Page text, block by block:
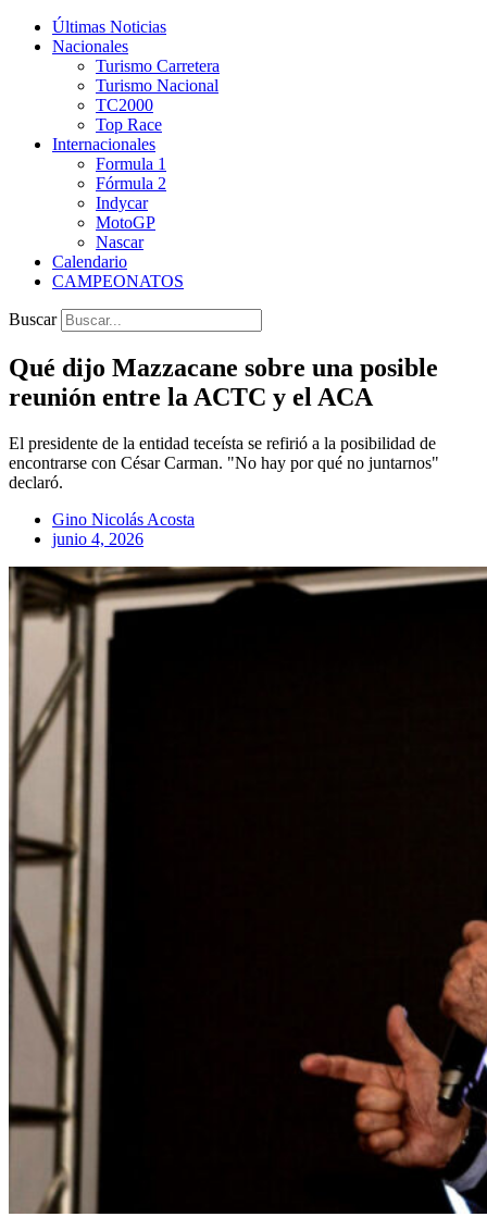
Últimas Noticias
Nacionales
Turismo Carretera
Turismo Nacional
TC2000
Top Race
Internacionales
Formula 1
Fórmula 2
Indycar
MotoGP
Nascar
Calendario
CAMPEONATOS
Buscar
Qué dijo Mazzacane sobre una posible
reunión entre la ACTC y el ACA
El presidente de la entidad teceísta se refirió a la posibilidad de
encontrarse con César Carman. "No hay por qué no juntarnos"
declaró.
Gino Nicolás Acosta
junio 4, 2026